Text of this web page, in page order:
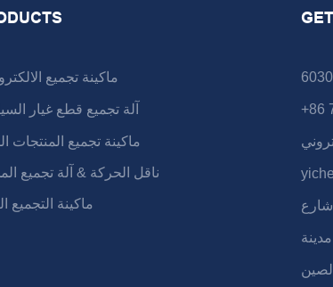
ماكينة تجميع
آلة تجميع قطع غيار
ماكينة تجميع المنتجات
ناقل الحركة & آلة تجميع
ماكينة التجميع عنوان الشركة: غرفة 103، رقم 3 شارع